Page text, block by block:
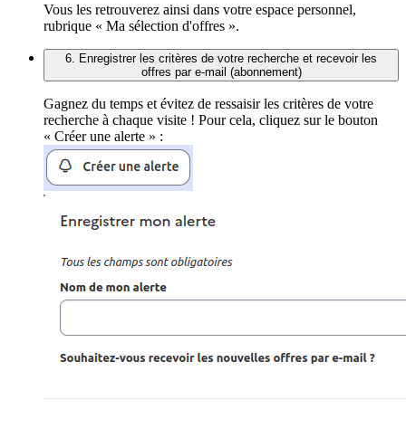
Vous les retrouverez ainsi dans votre espace personnel,
rubrique « Ma sélection d'offres ».
6. Enregistrer les critères de votre recherche et recevoir les
offres par e-mail (abonnement)
Gagnez du temps et évitez de ressaisir les critères de votre
recherche à chaque visite ! Pour cela, cliquez sur le bouton
« Créer une alerte » :